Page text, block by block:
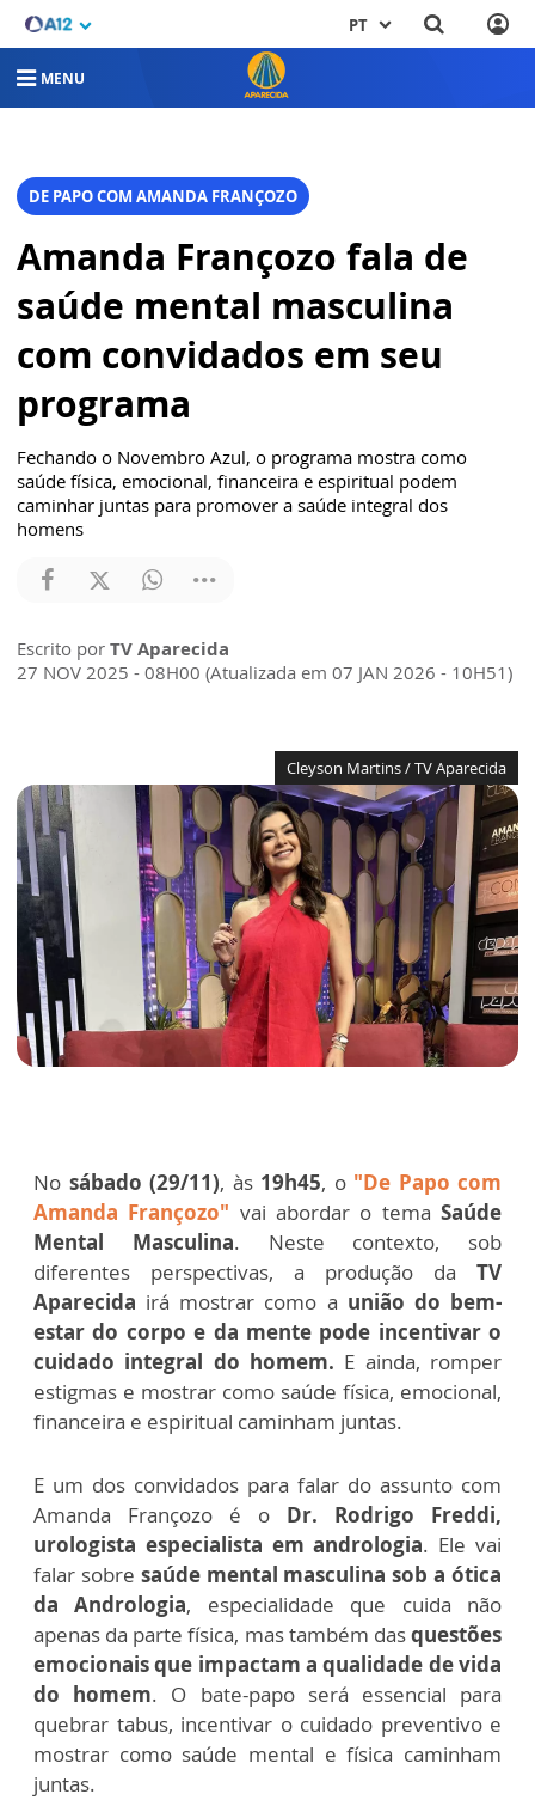
PT
MENU
DE PAPO COM AMANDA FRANÇOZO
Amanda Françozo fala de
saúde mental masculina
com convidados em seu
programa
Fechando o Novembro Azul, o programa mostra como
saúde física, emocional, financeira e espiritual podem
caminhar juntas para promover a saúde integral dos
homens
Escrito por TV Aparecida
27 NOV 2025 - 08H00 (Atualizada em 07 JAN 2026 - 10H51)
Cleyson Martins / TV Aparecida
No sábado (29/11), às 19h45, o"De Papo com
Amanda Françozo" vai abordar o temaSaúde
Mental Masculina. Neste contexto, sob
diferentes perspectivas, a produção da TV
Aparecida irá mostrar como a união do bem-
estar do corpo e da mente pode incentivar o
cuidado integral do homem. E ainda, romper
estigmas e mostrar como saúde física, emocional,
financeira e espiritual caminham juntas.
E um dos convidados para falar do assunto com
Amanda Françozo é o Dr. Rodrigo Freddi,
urologista especialista em andrologia. Ele vai
falar sobre saúde mental masculina sob a ótica
da Andrologia, especialidade que cuida não
apenas da parte física, mas também dasquestões
emocionais que impactam a qualidade de vida
do homem. O bate-papo será essencial para
quebrar tabus, incentivar o cuidado preventivo e
mostrar como saúde mental e física caminham
juntas.